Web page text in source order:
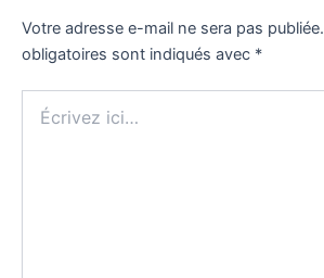
Votre adresse e-mail ne sera pas publiée.
obligatoires sont indiqués avec *
ici…